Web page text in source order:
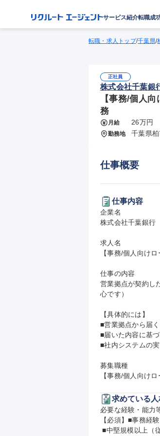
サービス紹介転職成
転職・求人トップ/千葉県/
正社員
株式会社千葉銀
【事務/個人
務
月給 26万円
勤務地 千葉県
仕事概要
仕事内容
企業名
株式会社千葉銀行
求人名
【事務/個人向け
仕事の内容
営業拠点が契約し
心です）
【具体的には】
■営業拠点から届
■届いた内容に基
■社内システムの
募集職種
【事務/個人向け
求めている人
必要な経験・能力
【必須】■事務経
■中堅規模以上（従業員300名程度）の企業に勤めた経験